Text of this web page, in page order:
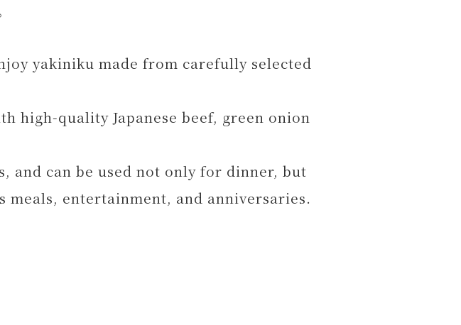
yakiniku made from carefully selected
high-quality Japanese beef, green onion
and can be used not only for dinner, but
meals, entertainment, and anniversaries.